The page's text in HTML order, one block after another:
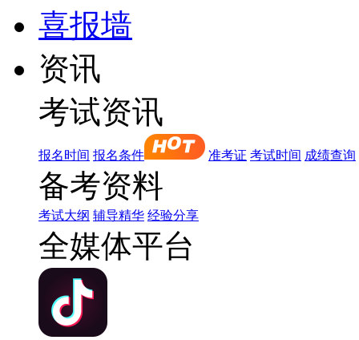
喜报墙
资讯
考试资讯
报名时间 报名条件 准考证 考试时间 成绩查询
备考资料
考试大纲 辅导精华 经验分享
全媒体平台